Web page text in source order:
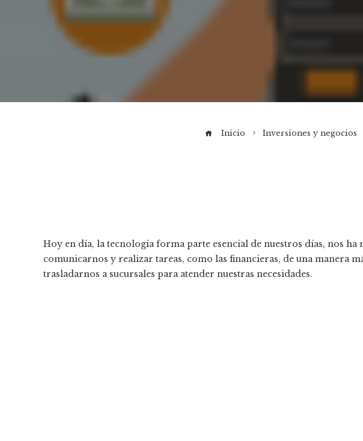
Inicio Inversiones y negocios
Hoy en día, la tecnología forma parte esencial de nuestros días, nos
comunicarnos y realizar tareas, como las financieras, de una manera
trasladarnos a sucursales para atender nuestras necesidades.